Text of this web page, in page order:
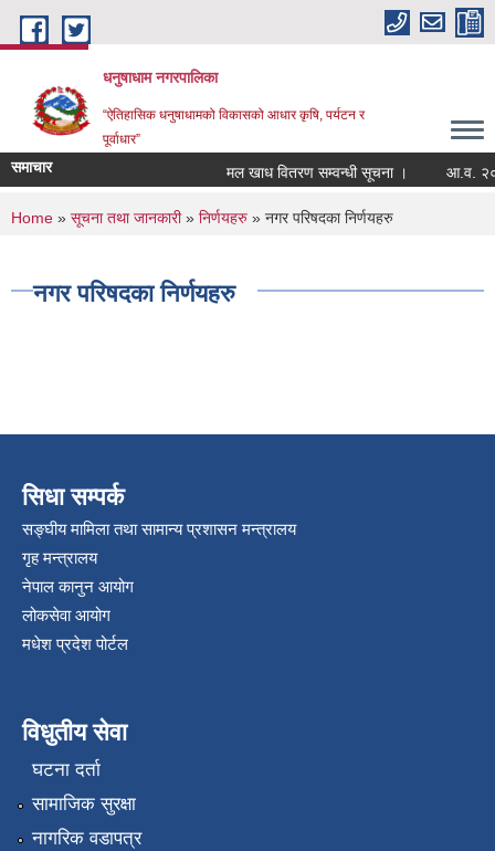
Skip to main content
धनुषाधाम नगरपालिका
“ऐतिहासिक धनुषाधामको विकासको आधार कृषि, पर्यटन र
पूर्वाधार”
समाचार मल खाध वितरण सम्वन्धी सूचना । आ.व.
You are here
Home » सूचना तथा जानकारी» निर्णयहरु » नगर परिषदका निर्णयहरु
नगर परिषदका निर्णयहरु
सिधा सम्पर्क
सङ्घीय मामिला तथा सामान्य प्रशासन मन्त्रालय
गृह मन्त्रालय
नेपाल कानुन आयोग
लोकसेवा आयोग
मधेश प्रदेश पोर्टल
विधुतीय सेवा
घटना दर्ता
सामाजिक सुरक्षा
नागरिक वडापत्र